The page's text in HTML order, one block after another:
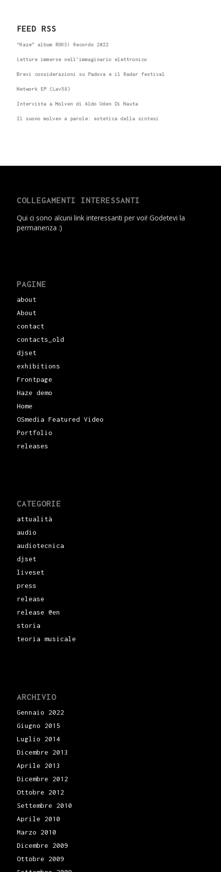
FEED RSS
“Haze” album ROHS! Records 2022
Letture immerse nell’immaginario elettronico
Brevi considerazioni su Padova e il Radar festival
Network EP (Lav58)
Intervista a Molven di Aldo Uden Di Nauta
Il suono molven a parole: estetica della sintesi
COLLEGAMENTI INTERESSANTI
Qui ci sono alcuni link interessanti per voi! Godetevi la
permanenza :)
PAGINE
about
About
contact
contacts_old
djset
exhibitions
Frontpage
Haze demo
Home
OSmedia Featured Video
Portfolio
releases
CATEGORIE
attualità
audio
audiotecnica
djset
liveset
press
release
release @en
storia
teoria musicale
ARCHIVIO
Gennaio 2022
Giugno 2015
Luglio 2014
Dicembre 2013
Aprile 2013
Dicembre 2012
Ottobre 2012
Settembre 2010
Aprile 2010
Marzo 2010
Dicembre 2009
Ottobre 2009